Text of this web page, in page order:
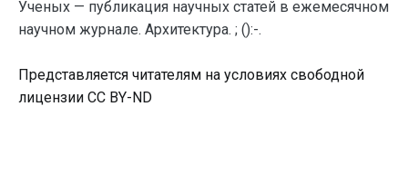
Ученых — публикация научных статей в ежемесячном
научном журнале. Архитектура. ; ():-.
Представляется читателям на условиях свободной
лицензии CC BY-ND